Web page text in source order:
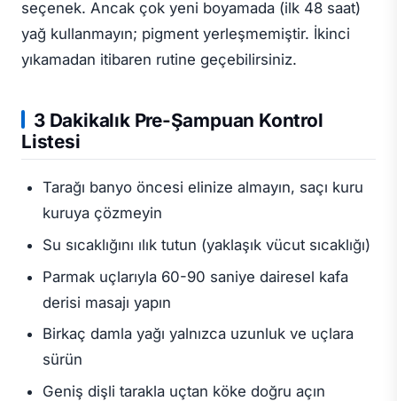
seçenek. Ancak çok yeni boyamada (ilk 48 saat)
yağ kullanmayın; pigment yerleşmemiştir. İkinci
yıkamadan itibaren rutine geçebilirsiniz.
3 Dakikalık Pre-Şampuan Kontrol
Listesi
Tarağı banyo öncesi elinize almayın, saçı kuru
kuruya çözmeyin
Su sıcaklığını ılık tutun (yaklaşık vücut sıcaklığı)
Parmak uçlarıyla 60-90 saniye dairesel kafa
derisi masajı yapın
Birkaç damla yağı yalnızca uzunluk ve uçlara
sürün
Geniş dişli tarakla uçtan köke doğru açın